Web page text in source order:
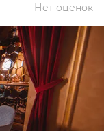
Нет оценок